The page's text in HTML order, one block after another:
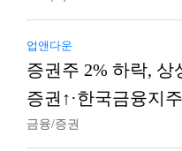
업앤다운
증권주 2% 하락, 상
증권↑·한국금융지
금융/증권